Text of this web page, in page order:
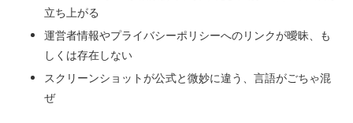
立ち上がる
運営者情報やプライバシーポリシーへのリンクが曖昧、も
しくは存在しない
スクリーンショットが公式と微妙に違う、言語がごちゃ混
ぜ